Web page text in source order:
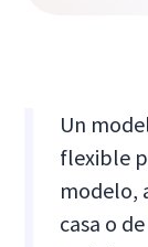
Un
flexible
modelo,
casa o